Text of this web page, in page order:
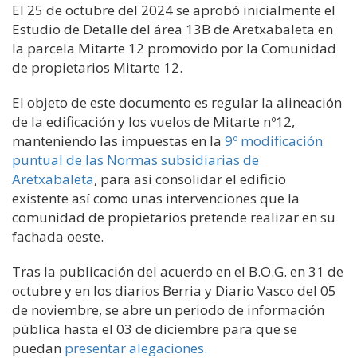
El 25 de octubre del 2024 se aprobó inicialmente el
Estudio de Detalle del área 13B de Aretxabaleta en
la parcela Mitarte 12 promovido por la Comunidad
de propietarios Mitarte 12.
El objeto de este documento es regular la alineación
de la edificación y los vuelos de Mitarte nº12,
manteniendo las impuestas en la 9º modificación
puntual de las Normas subsidiarias de
Aretxabaleta, para así consolidar el edificio
existente así como unas intervenciones que la
comunidad de propietarios pretende realizar en su
fachada oeste.
Tras la publicación del acuerdo en el B.O.G. en 31 de
octubre y en los diarios Berria y Diario Vasco del 05
de noviembre, se abre un periodo de información
pública hasta el 03 de diciembre para que se
puedan presentar alegaciones.